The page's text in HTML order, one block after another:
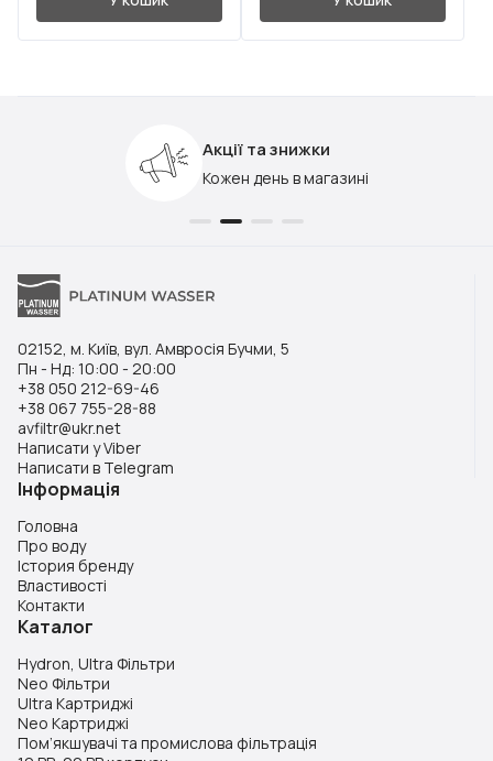
Акції та знижки
Кожен день в магазині
02152, м. Київ, вул. Амвросія Бучми, 5
Пн - Нд: 10:00 - 20:00
+38 050 212-69-46
+38 067 755-28-88
avfiltr@ukr.net
Написати у Viber
Написати в Telegram
Інформація
Головна
Про воду
Істория бренду
Властивості
Контакти
Каталог
Hydron, Ultra Фільтри
Neo Фільтри
Ultra Картриджі
Neo Картриджі
Пом’якшувачі та промислова фільтрація